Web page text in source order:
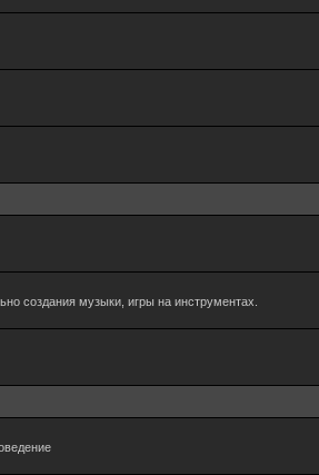
создания музыки, игры на инструментах.